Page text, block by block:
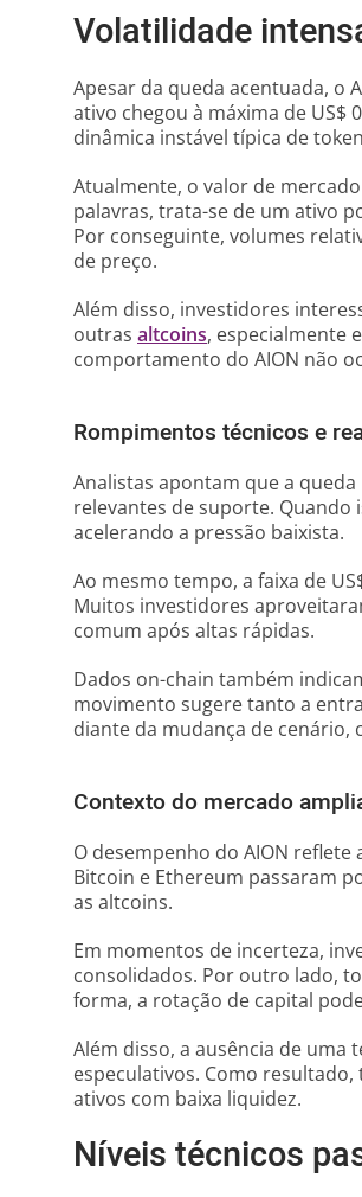
Volatilidade
Apesar da queda acentuada, o
ativo chegou à máxima de US$
dinâmica instável típica de
Atualmente, o valor de
palavras, trata-se de um ativo
Por conseguinte, volumes
de preço.
Além disso, investidores
outras altcoins, especialmente
comportamento do AION não
Rompimentos técnicos e
Analistas apontam que a
relevantes de suporte. Quando
acelerando a pressão baixista.
Ao mesmo tempo, a faixa de
Muitos investidores
comum após altas rápidas.
Dados on-chain também
movimento sugere tanto a
diante da mudança de
Contexto do mercado
O desempenho do AION
Bitcoin e Ethereum passaram
as altcoins.
Em momentos de incerteza,
consolidados. Por outro lado,
forma, a rotação de capital
Além disso, a ausência de uma
especulativos. Como
ativos com baixa liquidez.
Níveis técnicos